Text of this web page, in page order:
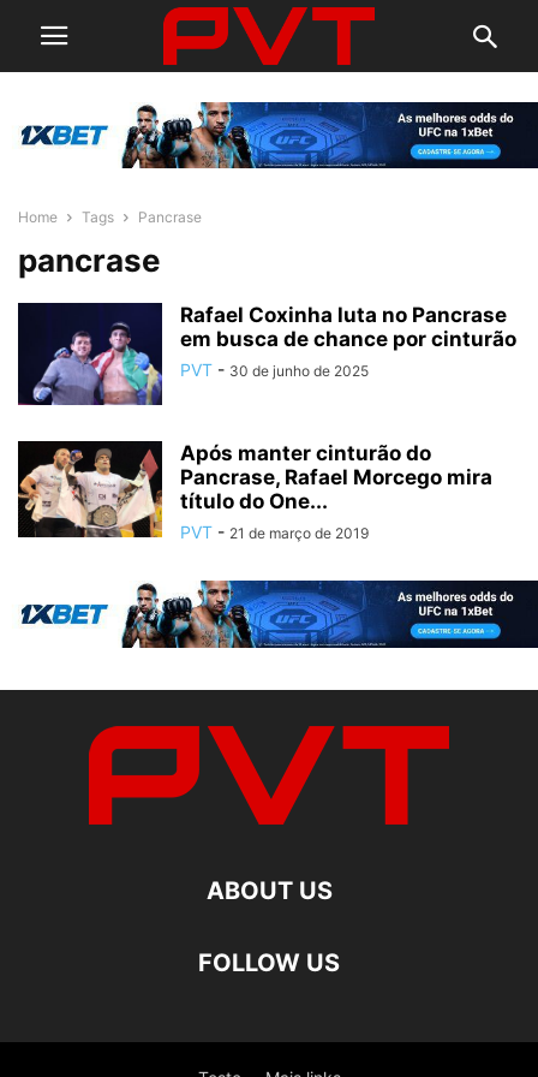
Home Tags Pancrase
pancrase
Rafael Coxinha luta no Pancrase
em busca de chance por cinturão
PVT - 30 de junho de 2025
Após manter cinturão do
Pancrase, Rafael Morcego mira
título do One...
PVT - 21 de março de 2019
ABOUT US
FOLLOW US